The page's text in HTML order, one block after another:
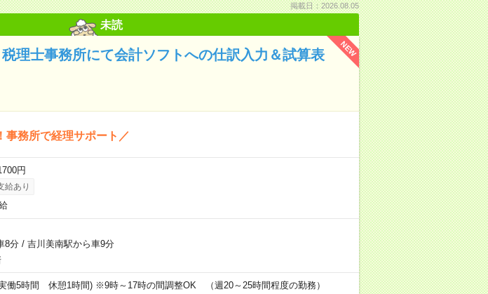
掲載日：2026.08.05
未読
NEW
理士事務所にて会計ソフトへの仕訳入力＆試算表
事務所で経理サポート／
円
給あり
8分/ 吉川美南駅から車9分
働5時間 休憩1時間) ※9時～17時の間調整OK （週20～25時間程度の勤務）